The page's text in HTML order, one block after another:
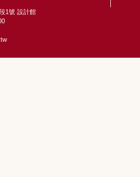
1號 設計館